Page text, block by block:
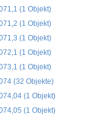
(1 Objekt)
(1 Objekt)
(1 Objekt)
(1 Objekt)
(1 Objekt)
(32 Objekte)
(1 Objekt)
(1 Objekt)